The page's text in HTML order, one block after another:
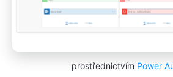
prostřednictvím Power